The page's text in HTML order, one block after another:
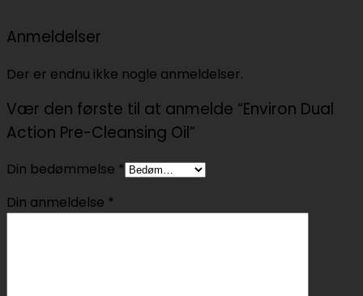
Anmeldelser
Der er endnu ikke nogle anmeldelser.
Vær den første til at anmelde “Environ Dual
Action Pre-Cleansing Oil”
Din bedømmelse *
Din anmeldelse *